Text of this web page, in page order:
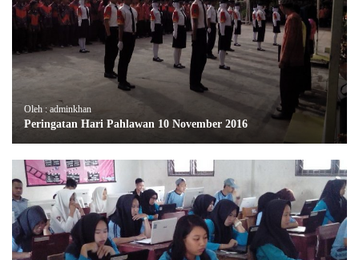
Oleh : adminkhan
Peringatan Hari Pahlawan 10 November 2016